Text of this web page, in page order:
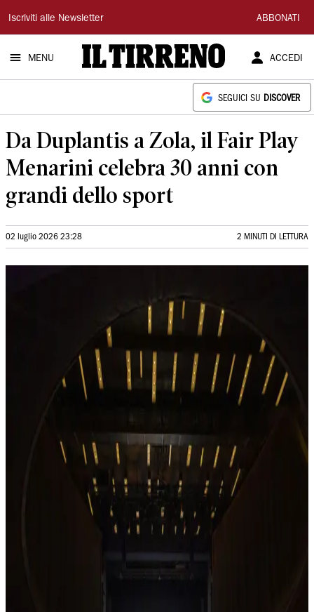
Il
Tirreno
Iscriviti alle Newsletter ABBONATI
MENU ACCEDI
SEGUICI SU DISCOVER
Da Duplantis a Zola, il Fair Play
Menarini celebra 30 anni con
grandi dello sport
02 luglio 2026 23:28 2 MINUTI DI LETTURA